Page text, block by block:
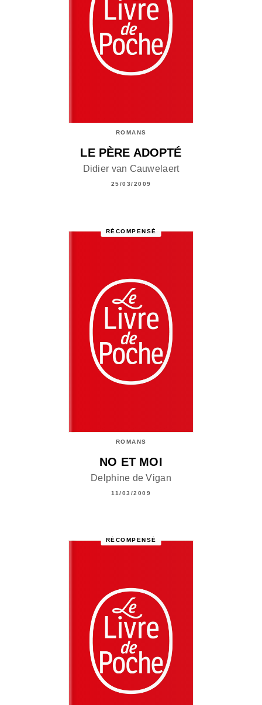
ROMANS
LE PÈRE ADOPTÉ
Didier van Cauwelaert
25/03/2009
RÉCOMPENSÉ
ROMANS
NO ET MOI
Delphine de Vigan
11/03/2009
RÉCOMPENSÉ